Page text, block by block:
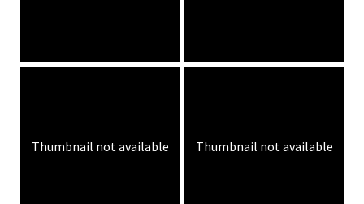
Thumbnail not available Thumbnail not available